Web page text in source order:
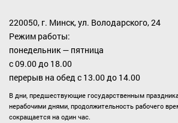
220050, г. Минск, ул. Володарского, 24
Режим работы:
понедельник — пятница
с 09.00 до 18.00
перерыв на обед с 13.00 до 14.00
В дни, предшествующие государственным
нерабочими днями, продолжительность рабочего
сокращается на один час.